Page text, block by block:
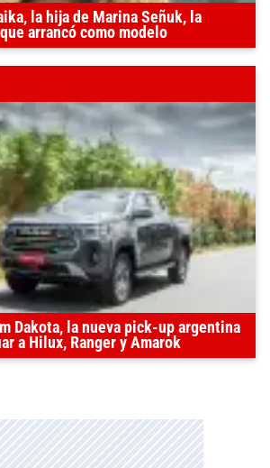
la hija de Marina Señuk, la
arrancó como modelo
Dakota, la nueva pick-up argentina
a Hilux, Ranger y Amarok